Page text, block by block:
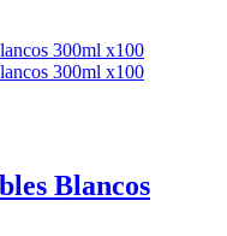
Blancos